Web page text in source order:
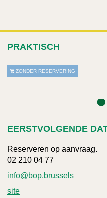
PRAKTISCH
ZONDER RESERVERING
EERSTVOLGENDE
Reserveren op aanvraag.
02 210 04 77
info@bop.brussels
site